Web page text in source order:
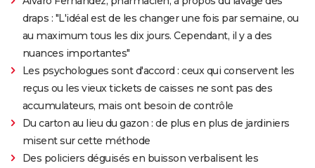
draps : "L'idéal est de les changer une fois par semaine, ou
au maximum tous les dix jours. Cependant, il y a des
nuances importantes"
Les psychologues sont d'accord : ceux qui conservent les
reçus ou les vieux tickets de caisses ne sont pas des
accumulateurs, mais ont besoin de contrôle
Du carton au lieu du gazon : de plus en plus de jardiniers
misent sur cette méthode
Des policiers déguisés en buisson verbalisent les